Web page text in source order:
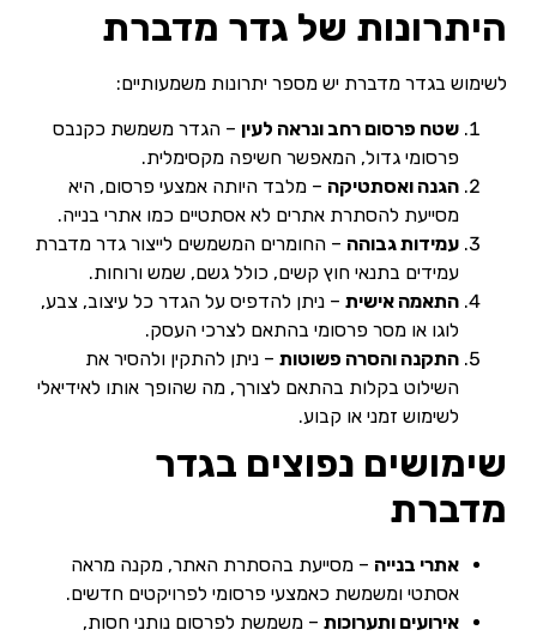
היתרונות של גדר מדברת
לשימוש בגדר מדברת יש מספר יתרונות משמעותיים:
שטח פרסום רחב ונראה לעין– הגדר משמשת כקנבס
פרסומי גדול, המאפשר חשיפה מקסימלית.
הגנה ואסתטיקה– מלבד היותה אמצעי פרסום, היא
מסייעת להסתרת אתרים לא אסתטיים כמו אתרי בנייה.
עמידות גבוהה– החומרים המשמשים לייצור גדר מדברת
עמידים בתנאי חוץ קשים, כולל גשם, שמש ורוחות.
התאמה אישית– ניתן להדפיס על הגדר כל עיצוב, צבע,
לוגו או מסר פרסומי בהתאם לצרכי העסק.
התקנה והסרה פשוטות– ניתן להתקין ולהסיר את
השילוט בקלות בהתאם לצורך, מה שהופך אותו לאידיאלי
לשימוש זמני או קבוע.
שימושים נפוצים בגדר
מדברת
אתרי בנייה– מסייעת בהסתרת האתר, מקנה מראה
אסתטי ומשמשת כאמצעי פרסומי לפרויקטים חדשים.
אירועים ותערוכות– משמשת לפרסום נותני חסות,